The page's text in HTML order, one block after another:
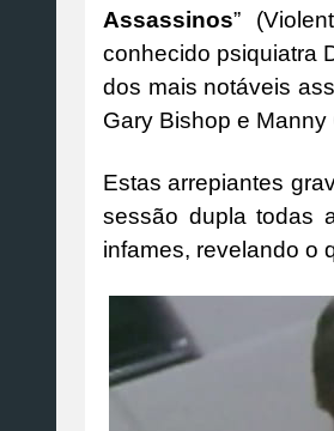
Assassinos”
conhecido psiquiatra
dos mais notáveis
Gary Bishop e Manny
Estas arrepiantes
sessão dupla todas
infames, revelando o